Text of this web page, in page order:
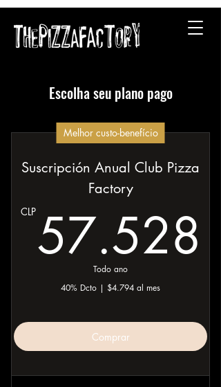
Escolha seu plano pago
Melhor custo-benefício
Suscripción Anual Club Pizza
Factory
CLP57.528
Todo ano
40% Dcto | $4.794 al mes
Comprar